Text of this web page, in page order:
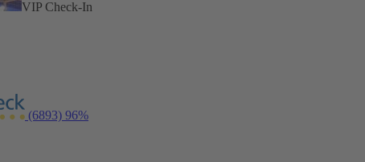
VIP Check-In
(6893) 96%